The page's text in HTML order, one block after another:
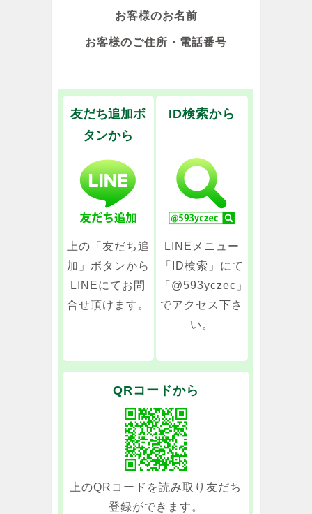
お客様のお名前
お客様のご住所・電話番号
友だち追加ボ
タンから
上の「友だち追
加」ボタンから
LINEにてお問
合せ頂けます。
ID検索から
LINEメニュー
「ID検索」にて
「@593yczec」
でアクセス下さ
い。
QRコードから
上のQRコードを読み取り友だち
登録ができます。